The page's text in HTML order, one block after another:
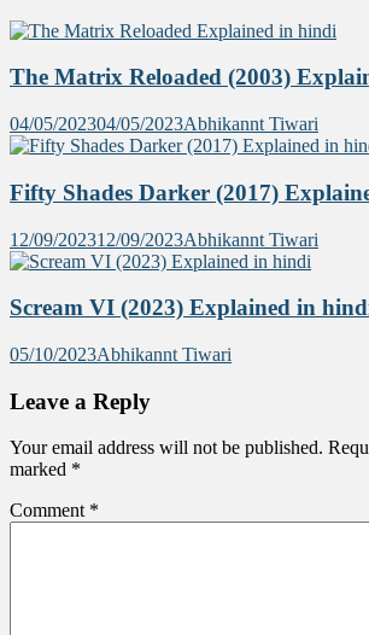
The Matrix Reloaded (2003)
04/05/202304/05/2023Abhikannt Tiwari
Fifty Shades Darker (2017)
12/09/202312/09/2023Abhikannt Tiwari
Scream VI (2023) Explained in
05/10/2023Abhikannt Tiwari
Leave a Reply
Your email address will not be published.
marked *
Comment *